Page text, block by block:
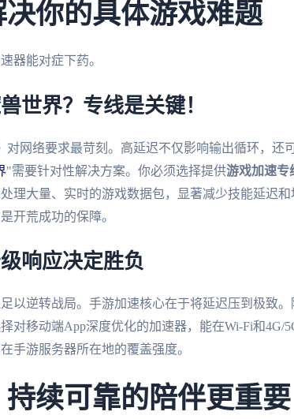
你的具体游戏难题
器能对症下药。
世界？专线是关键！
对网络要求最苛刻。高延迟不仅影响输出循环，还
"需要针对性解决方案。你必须选择提供游戏加速专
理大量、实时的游戏数据包，显著减少技能延迟和
开荒成功的保障。
响应决定胜负
以逆转战局。手游加速核心在于将延迟压到极致。
对移动端App深度优化的加速器，能在Wi-Fi和4G/
手游服务器所在地的覆盖强度。
续可靠的陪伴更重要